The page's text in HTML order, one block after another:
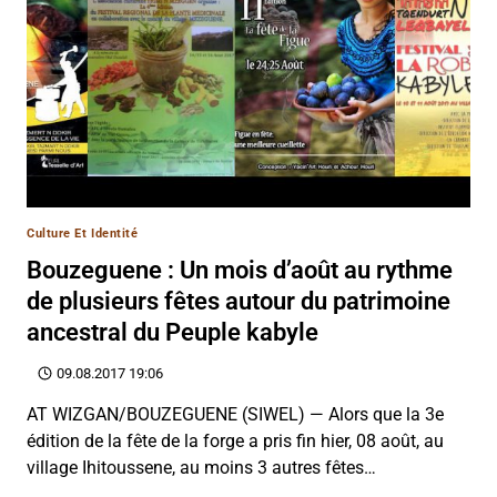
Culture Et Identité
Bouzeguene : Un mois d’août au rythme
de plusieurs fêtes autour du patrimoine
ancestral du Peuple kabyle
09.08.2017 19:06
AT WIZGAN/BOUZEGUENE (SIWEL) — Alors que la 3e
édition de la fête de la forge a pris fin hier, 08 août, au
village Ihitoussene, au moins 3 autres fêtes…